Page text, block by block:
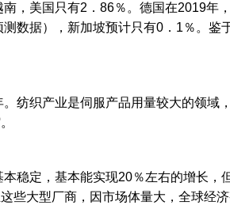
美国只有2．86％。德国在2019年
数据），新加坡预计只有0．1％。鉴
织产业是伺服产品用量较大的领域
定，基本能实现20％左右的增长，
些大型厂商，因市场体量大，全球经